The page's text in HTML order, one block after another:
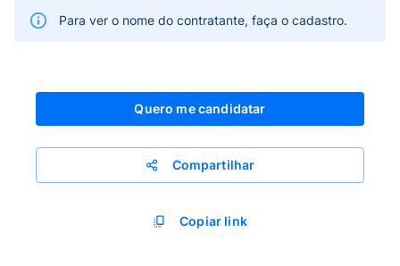
Para ver o nome do contratante, faça o cadastro.
Quero me candidatar
Compartilhar
Copiar link